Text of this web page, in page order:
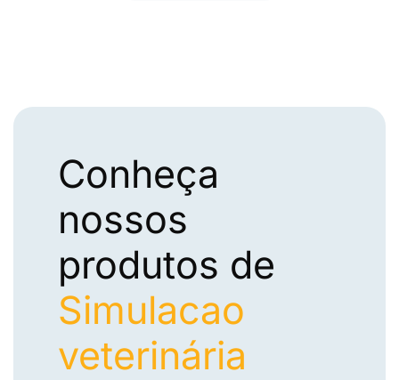
Conheça
nossos
produtos de
Simulacao
veterinária